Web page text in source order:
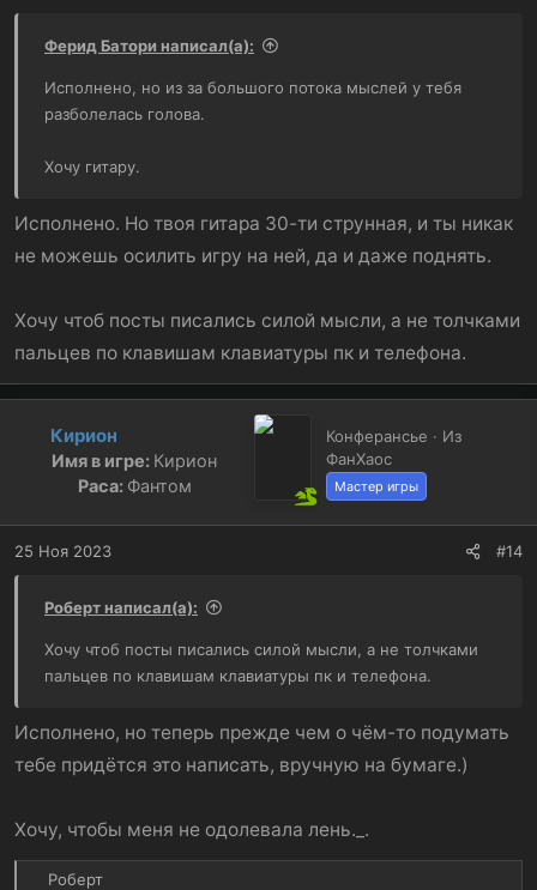
Ферид Батори написал(а):
Исполнено, но из за большого потока мыслей у тебя
разболелась голова.
Хочу гитару.
Исполнено. Но твоя гитара 30-ти струнная, и ты никак
не можешь осилить игру на ней, да и даже поднять.
Хочу чтоб посты писались силой мысли, а не толчками
пальцев по клавишам клавиатуры пк и телефона.
Кирион
Имя в игре: Кирион
Раса: Фантом
Конферансье · Из
ФанХаос
Мастер игры
25 Ноя 2023 #14
Роберт написал(а):
Хочу чтоб посты писались силой мысли, а не толчками
пальцев по клавишам клавиатуры пк и телефона.
Исполнено, но теперь прежде чем о чём-то подумать
тебе придётся это написать, вручную на бумаге.)
Хочу, чтобы меня не одолевала лень._.
Р
Роберт